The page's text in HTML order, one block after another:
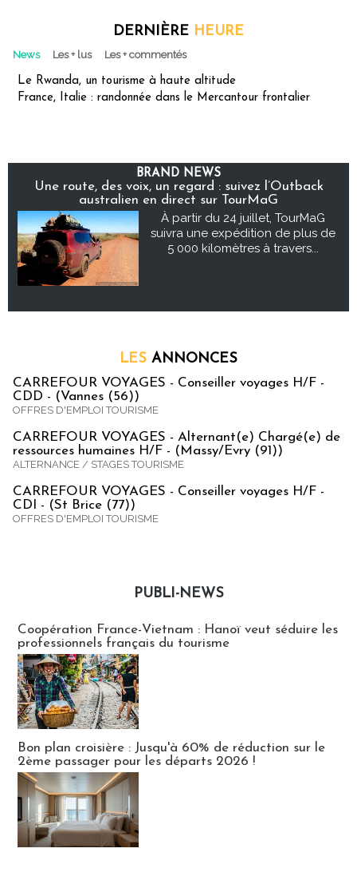
DERNIÈRE HEURE
News Les + lus Les + commentés
Le Rwanda, un tourisme à haute altitude
France, Italie : randonnée dans le Mercantour frontalier
BRAND NEWS
Une route, des voix, un regard : suivez l’Outback
australien en direct sur TourMaG
À partir du 24 juillet, TourMaG
suivra une expédition de plus de
5 000 kilomètres à travers...
LES ANNONCES
CARREFOUR VOYAGES - Conseiller voyages H/F -
CDD - (Vannes (56))
OFFRES D'EMPLOI TOURISME
CARREFOUR VOYAGES - Alternant(e) Chargé(e) de
ressources humaines H/F - (Massy/Evry (91))
ALTERNANCE / STAGES TOURISME
CARREFOUR VOYAGES - Conseiller voyages H/F -
CDI - (St Brice (77))
OFFRES D'EMPLOI TOURISME
PUBLI-NEWS
Coopération France-Vietnam : Hanoï veut séduire les
professionnels français du tourisme
Bon plan croisière : Jusqu'à 60% de réduction sur le
2ème passager pour les départs 2026 !